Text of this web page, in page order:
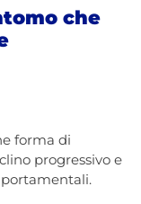
che
forma di
progressivo e